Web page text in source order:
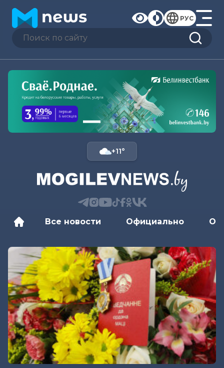
РУС
+11°
Все новости Официально